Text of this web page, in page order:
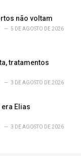
não voltam
5 DE AGOSTO DE 2026
tratamentos
3 DE AGOSTO DE 2026
era Elias
3 DE AGOSTO DE 2026